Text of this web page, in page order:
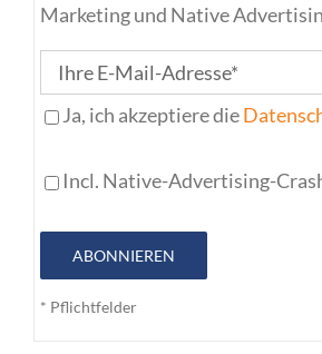
Marketing und Native
Ja, ich akzeptiere die
Incl. Native-Advertising-
ABONNIEREN
* Pflichtfelder